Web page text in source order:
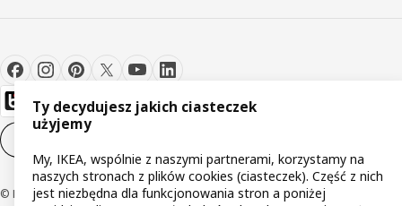
© Inter IKEA Systems B.V 1999-2026
Ty decydujesz jakich ciasteczek
użyjemy
My, IKEA, wspólnie z naszymi partnerami, korzystamy na
naszych stronach z plików cookies (ciasteczek). Część z nich
jest niezbędna dla funkcjonowania stron a poniżej